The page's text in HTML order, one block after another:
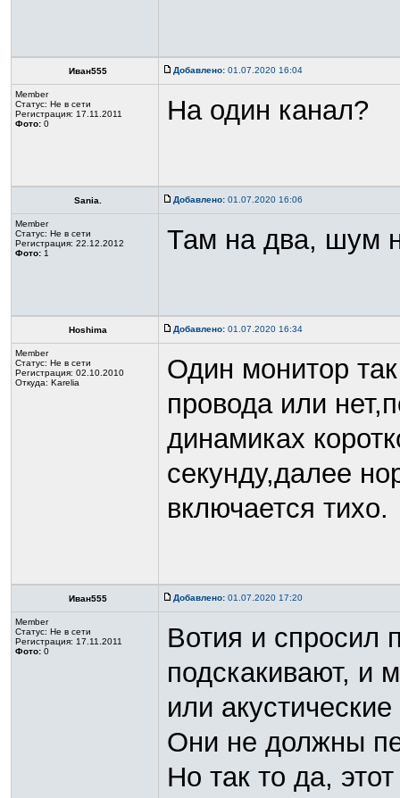
Иван555 Добавлено: 01.07.2020 16:04
Member
Статус: Не в сети
Регистрация: 17.11.2011
Фото: 0 На один канал?
Sania. Добавлено: 01.07.2020 16:06
Member
Статус: Не в сети
Регистрация: 22.12.2012
Фото: 1 Там на два, шум
Hoshima Добавлено: 01.07.2020 16:34
Member
Статус: Не в сети
Регистрация: 02.10.2010
Откуда: Karelia
Один монитор
провода или
динамиках
секунду,далее
включается тихо.
Иван555 Добавлено: 01.07.2020 17:20
Member
Статус: Не в сети
Регистрация: 17.11.2011
Фото: 0
Вотия и спросил
подскакивают, и
или
Они не должны
Но так то да,